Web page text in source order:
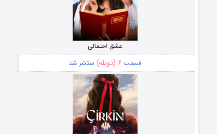
عشق احتمالی
قسمت ۶ (دوبله) منتشر شد